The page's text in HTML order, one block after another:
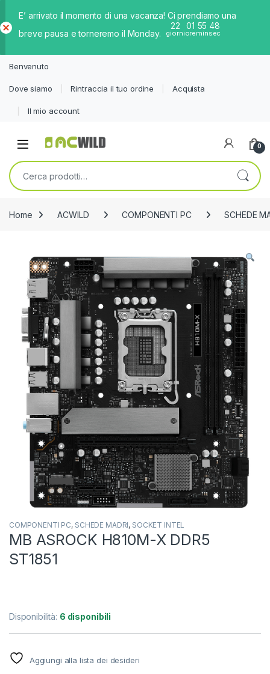
E’ arrivato il momento di una vacanza! Ci prendiamo una
breve pausa e torneremo il Monday.
22
giorni
01
ore
55
min
48
sec
iud
Benvenuto
Dove siamo Rintraccia il tuo ordine Acquista
Il mio account
0
Cerca:
Home ACWILD COMPONENTI PC SCHEDE
COMPONENTI PC, SCHEDE MADRI, SOCKET INTEL
MB ASROCK H810M-X DDR5
ST1851
Disponibilità: 6 disponibili
Aggiungi alla lista dei desideri